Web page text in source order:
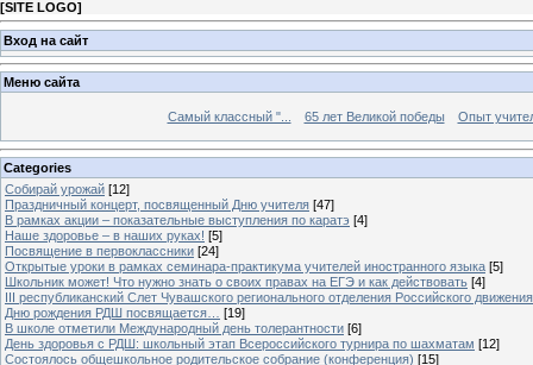
[SITE LOGO]
Вход на сайт
Меню сайта
Самый классный "... 65 лет Великой победы Опыт
Categories
Собирай урожай [12]
Праздничный концерт, посвященный Дню учителя [47]
В рамках акции – показательные выступления по каратэ [4]
Наше здоровье – в наших руках! [5]
Посвящение в первоклассники [24]
Открытые уроки в рамках семинара-практикума учителей иностранного языка [5]
Школьник может! Что нужно знать о своих правах на ЕГЭ и как действовать [4]
III республиканский Слет Чувашского регионального отделения Российского
Дню рождения РДШ посвящается…
[19]
В школе отметили Международный день толерантности [6]
День здоровья с РДШ: школьный этап Всероссийского турнира по шахматам [12]
Состоялось общешкольное родительское собрание (конференция) [15]